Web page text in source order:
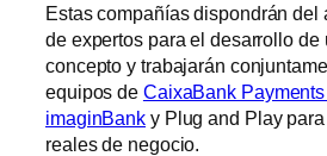
Estas compañías dispondrán del
de expertos para el desarrollo de
concepto y trabajarán
equipos de CaixaBank
imaginBank y Plug and Play
reales de negocio.